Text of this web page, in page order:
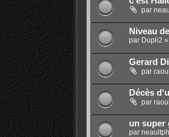
par
Niveau
par Dupli2 »
Gerard
par
Décès
par
un super
par